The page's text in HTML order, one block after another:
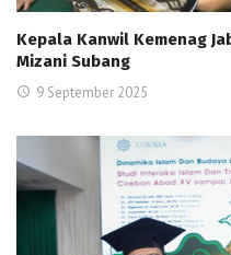
Kepala Kanwil Kemenag
Mizani Subang
9 September 2025